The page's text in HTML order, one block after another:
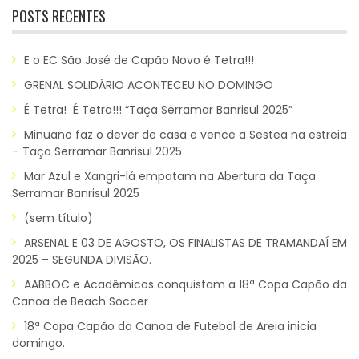
POSTS RECENTES
E o EC São José de Capão Novo é Tetra!!!
GRENAL SOLIDÁRIO ACONTECEU NO DOMINGO
É Tetra! É Tetra!!! “Taça Serramar Banrisul 2025”
Minuano faz o dever de casa e vence a Sestea na estreia
– Taça Serramar Banrisul 2025
Mar Azul e Xangri-lá empatam na Abertura da Taça
Serramar Banrisul 2025
(sem título)
ARSENAL E 03 DE AGOSTO, OS FINALISTAS DE TRAMANDAÍ EM
2025 – SEGUNDA DIVISÃO.
AABBOC e Acadêmicos conquistam a 18ª Copa Capão da
Canoa de Beach Soccer
18ª Copa Capão da Canoa de Futebol de Areia inicia
domingo.